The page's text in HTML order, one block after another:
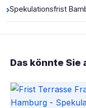
›Spekulationsfrist
Das könnte Sie